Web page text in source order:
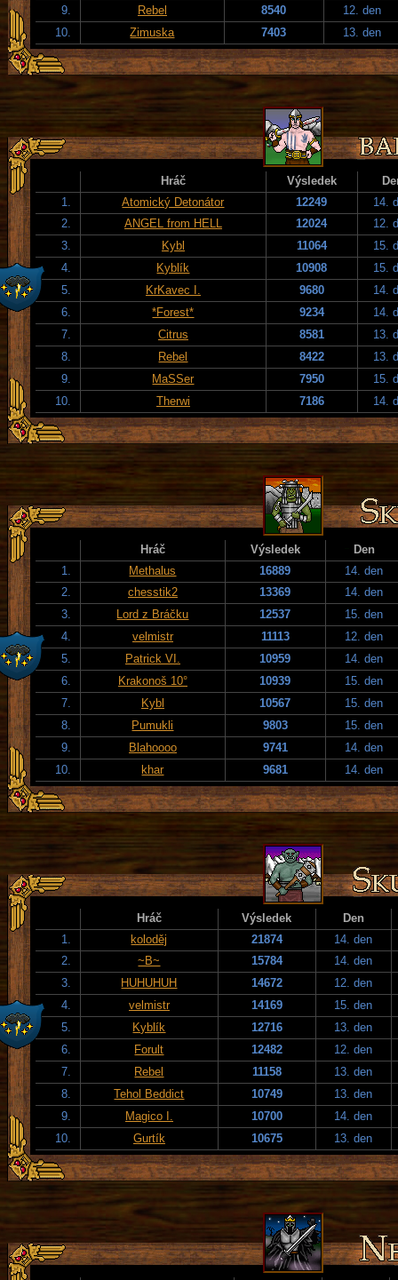
9.
Rebel 8540
12. den
10.
Zimuska 7403 13. den
Hráč Výsledek
1.
Atomický Detonátor 12249
14.
2.
ANGEL from HELL 12024
12.
3.
Kybl 11064
15.
4.
Kyblík 10908
15.
5.
KrKavec I. 9680
14.
6.
*Forest* 9234
14.
7.
Citrus 8581
13.
8.
Rebel 8422
13.
9.
MaSSer 7950
15.
10.
Therwi 7186 14.
Hráč Výsledek
Den
1.
Methalus 16889
14. den
2.
chesstik2 13369
14. den
3.
Lord z Bráčku 12537
15. den
4.
velmistr 11113
12. den
5.
Patrick VI. 10959
14. den
6.
Krakonoš 10° 10939
15. den
7.
Kybl 10567
15. den
8.
Pumukli 9803
15. den
9.
Blahoooo 9741
14. den
10.
khar 9681 14. den
Hráč Výsledek
Den
1.
koloděj 21874
14. den
2.
~B~ 15784
14. den
3.
HUHUHUH 14672
12. den
4.
velmistr 14169
15. den
5.
Kyblík 12716
13. den
6.
Forult 12482
12. den
7.
Rebel 11158
13. den
8.
Tehol Beddict 10749
13. den
9.
Magico I. 10700
14. den
10.
Gurtík 10675 13. den